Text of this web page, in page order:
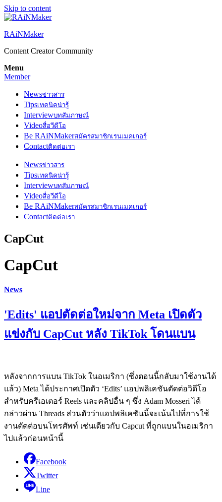
Skip to content
RAiNMaker
Content Creator Community
Menu
Member
Newsข่าวสาร
Tipsเทคนิคน่ารู้
Interviewบทสัมภาษณ์
Videoสื่อวีดีโอ
Be RAiNMakerสมัครสมาชิกเรนเมคเกอร์
Contactติดต่อเรา
Newsข่าวสาร
Tipsเทคนิคน่ารู้
Interviewบทสัมภาษณ์
Videoสื่อวีดีโอ
Be RAiNMakerสมัครสมาชิกเรนเมคเกอร์
Contactติดต่อเรา
CapCut
CapCut
News
'Edits' แอปตัดต่อใหม่จาก Meta เปิดตัว
แข่งกับ CapCut หลัง TikTok โดนแบน
หลังจากการแบน TikTok ในอเมริกา (ซึ่งตอนนี้กลับมาใช้งานได้
แล้ว) Meta ได้ประกาศเปิดตัว ‘Edits’ แอปพลิเคชันตัดต่อวิดีโอ
สำหรับครีเอเตอร์ Reels และคลิปอื่น ๆ ซึ่ง Adam Mosseri ได้
กล่าวผ่าน Threads ส่วนตัวว่าแอปพลิเคชันนี้จะเน้นไปที่การใช้
งานตัดต่อบนโทรศัพท์ เช่นเดียวกับ Capcut ที่ถูกแบนในอเมริกา
ไปแล้วก่อนหน้านี้
Facebook
Twitter
Line